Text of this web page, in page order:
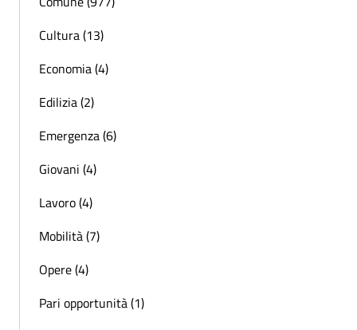
Cultura (13)
Economia (4)
Edilizia (2)
Emergenza (6)
Giovani (4)
Lavoro (4)
Mobilità (7)
Opere (4)
Pari opportunità (1)